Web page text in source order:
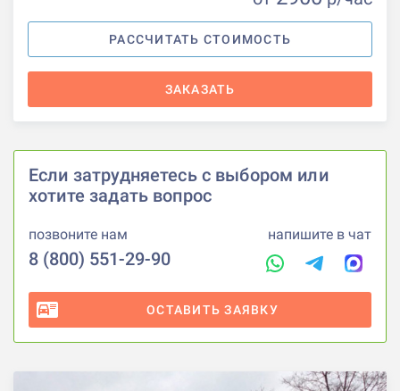
РАССЧИТАТЬ СТОИМОСТЬ
ЗАКАЗАТЬ
Если затрудняетесь с выбором или
хотите задать вопрос
позвоните нам
8 (800) 551-29-90
напишите в чат
ОСТАВИТЬ ЗАЯВКУ